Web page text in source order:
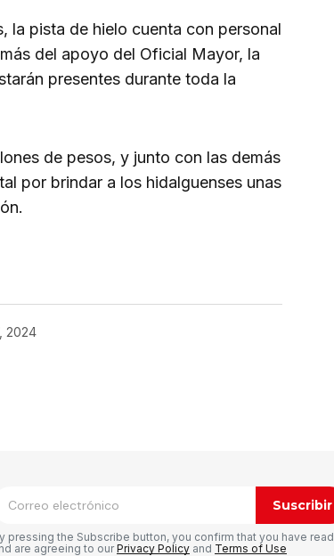
la pista de hielo cuenta con personal
del apoyo del Oficial Mayor, la
presentes durante toda la
de pesos, y junto con las demás
por brindar a los hidalguenses unas
2024
Suscribir
pressing the Subscribe button, you confirm that you have read
are agreeing to ourPrivacy Policy and Terms of Use